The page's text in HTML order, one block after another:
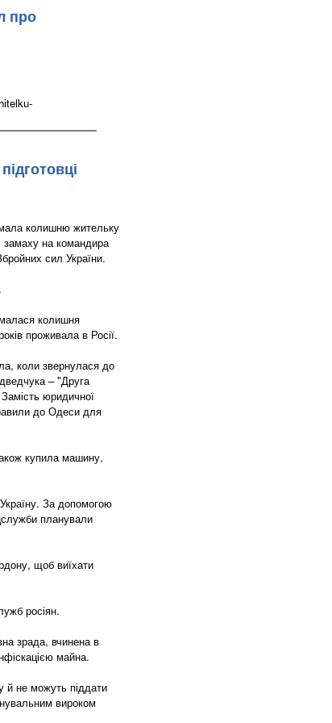
про
колишню жительку
замаху на командира
сил України.
колишня
проживала в Росії.
коли звернулася до
– "Друга
юридичної
до Одеси для
купила машину,
За допомогою
планували
щоб виїхати
росіян.
зрада, вчинена в
майна.
й не можуть піддати
вироком